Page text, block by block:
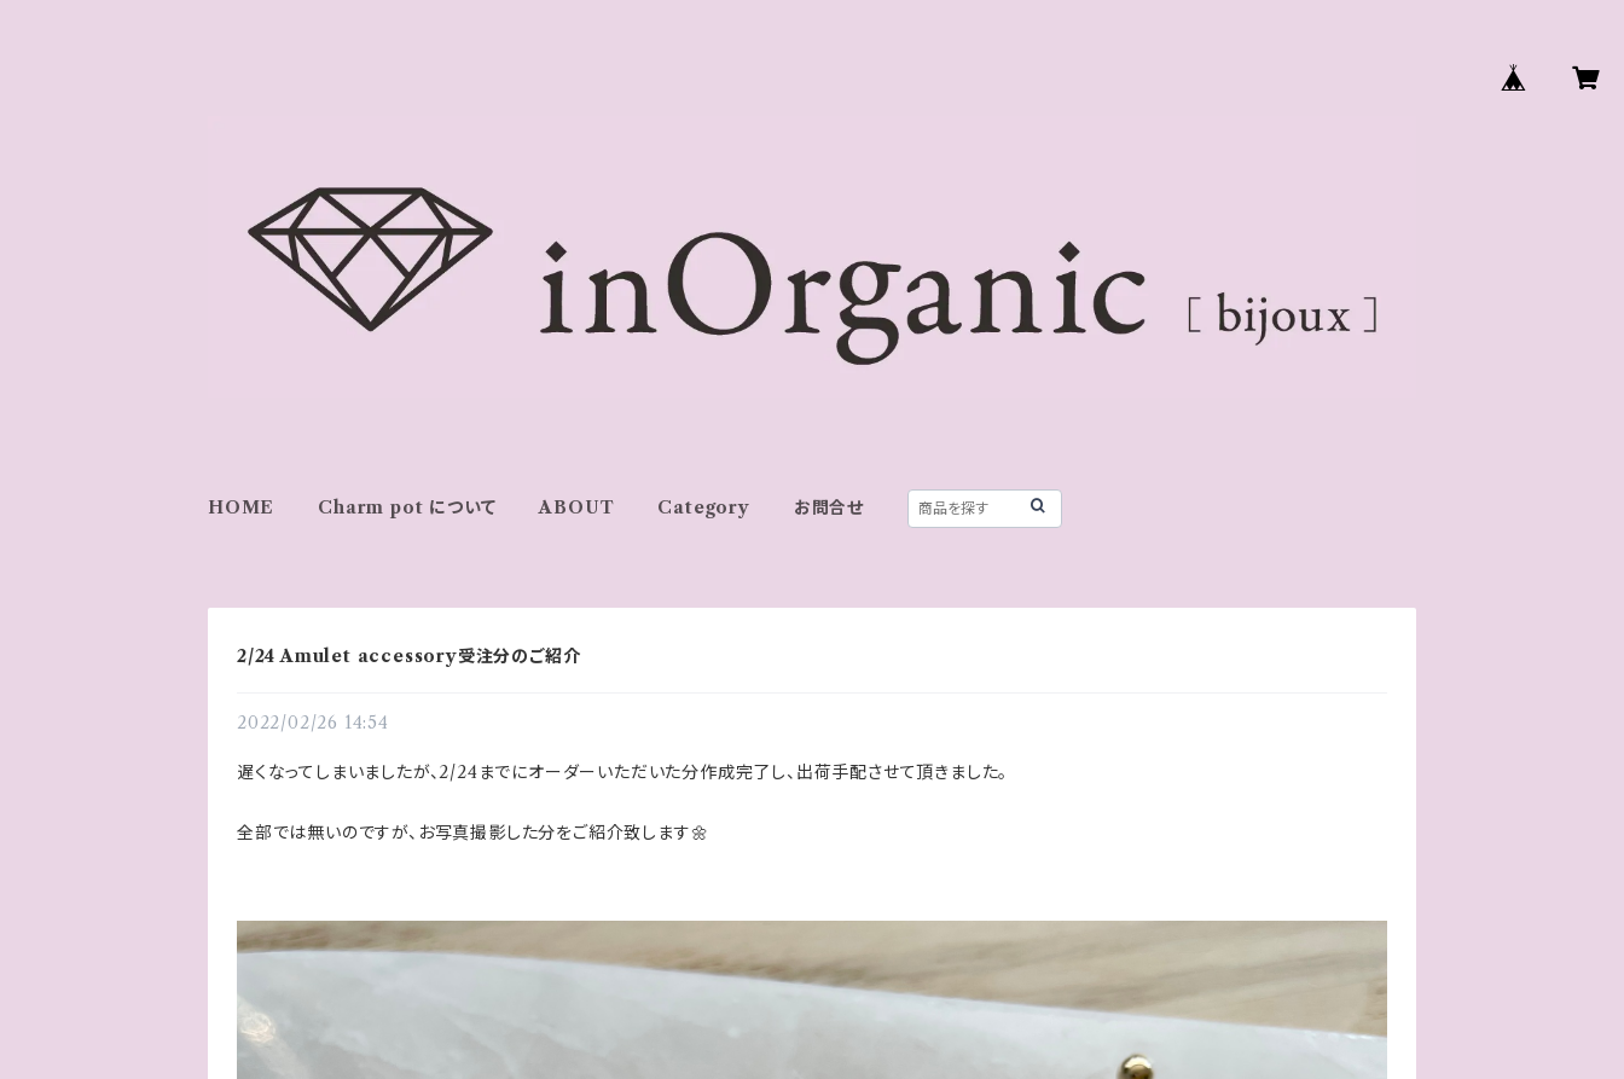
HOME Charm pot について ABOUT Category お問合せ
2/24 Amulet accessory受注分のご紹介
2022/02/26 14:54
遅くなってしまいましたが、2/24までにオーダーいただいた分作成完了し、出荷手配させて頂きました。
全部では無いのですが、お写真撮影した分をご紹介致します🌼